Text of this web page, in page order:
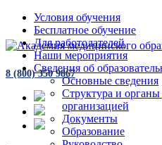
Условия обучения
Бесплатное обучение
Для работодателей
Наши мероприятия
Сведения об
Основные сведения
Структура и органы
организацией
Документы
Образование
8 (800) 350 9867